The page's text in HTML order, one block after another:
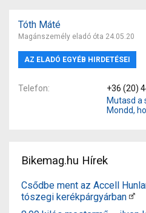
Tóth Máté
Magánszemély eladó óta 24.05.20
AZ ELADÓ EGYÉB HIRDETÉSEI
Telefon
+36 (20)
Mutasd a
Mondd,
Bikemag.hu Hírek
Csődbe ment az Accell
tószegi kerékpárgyárban